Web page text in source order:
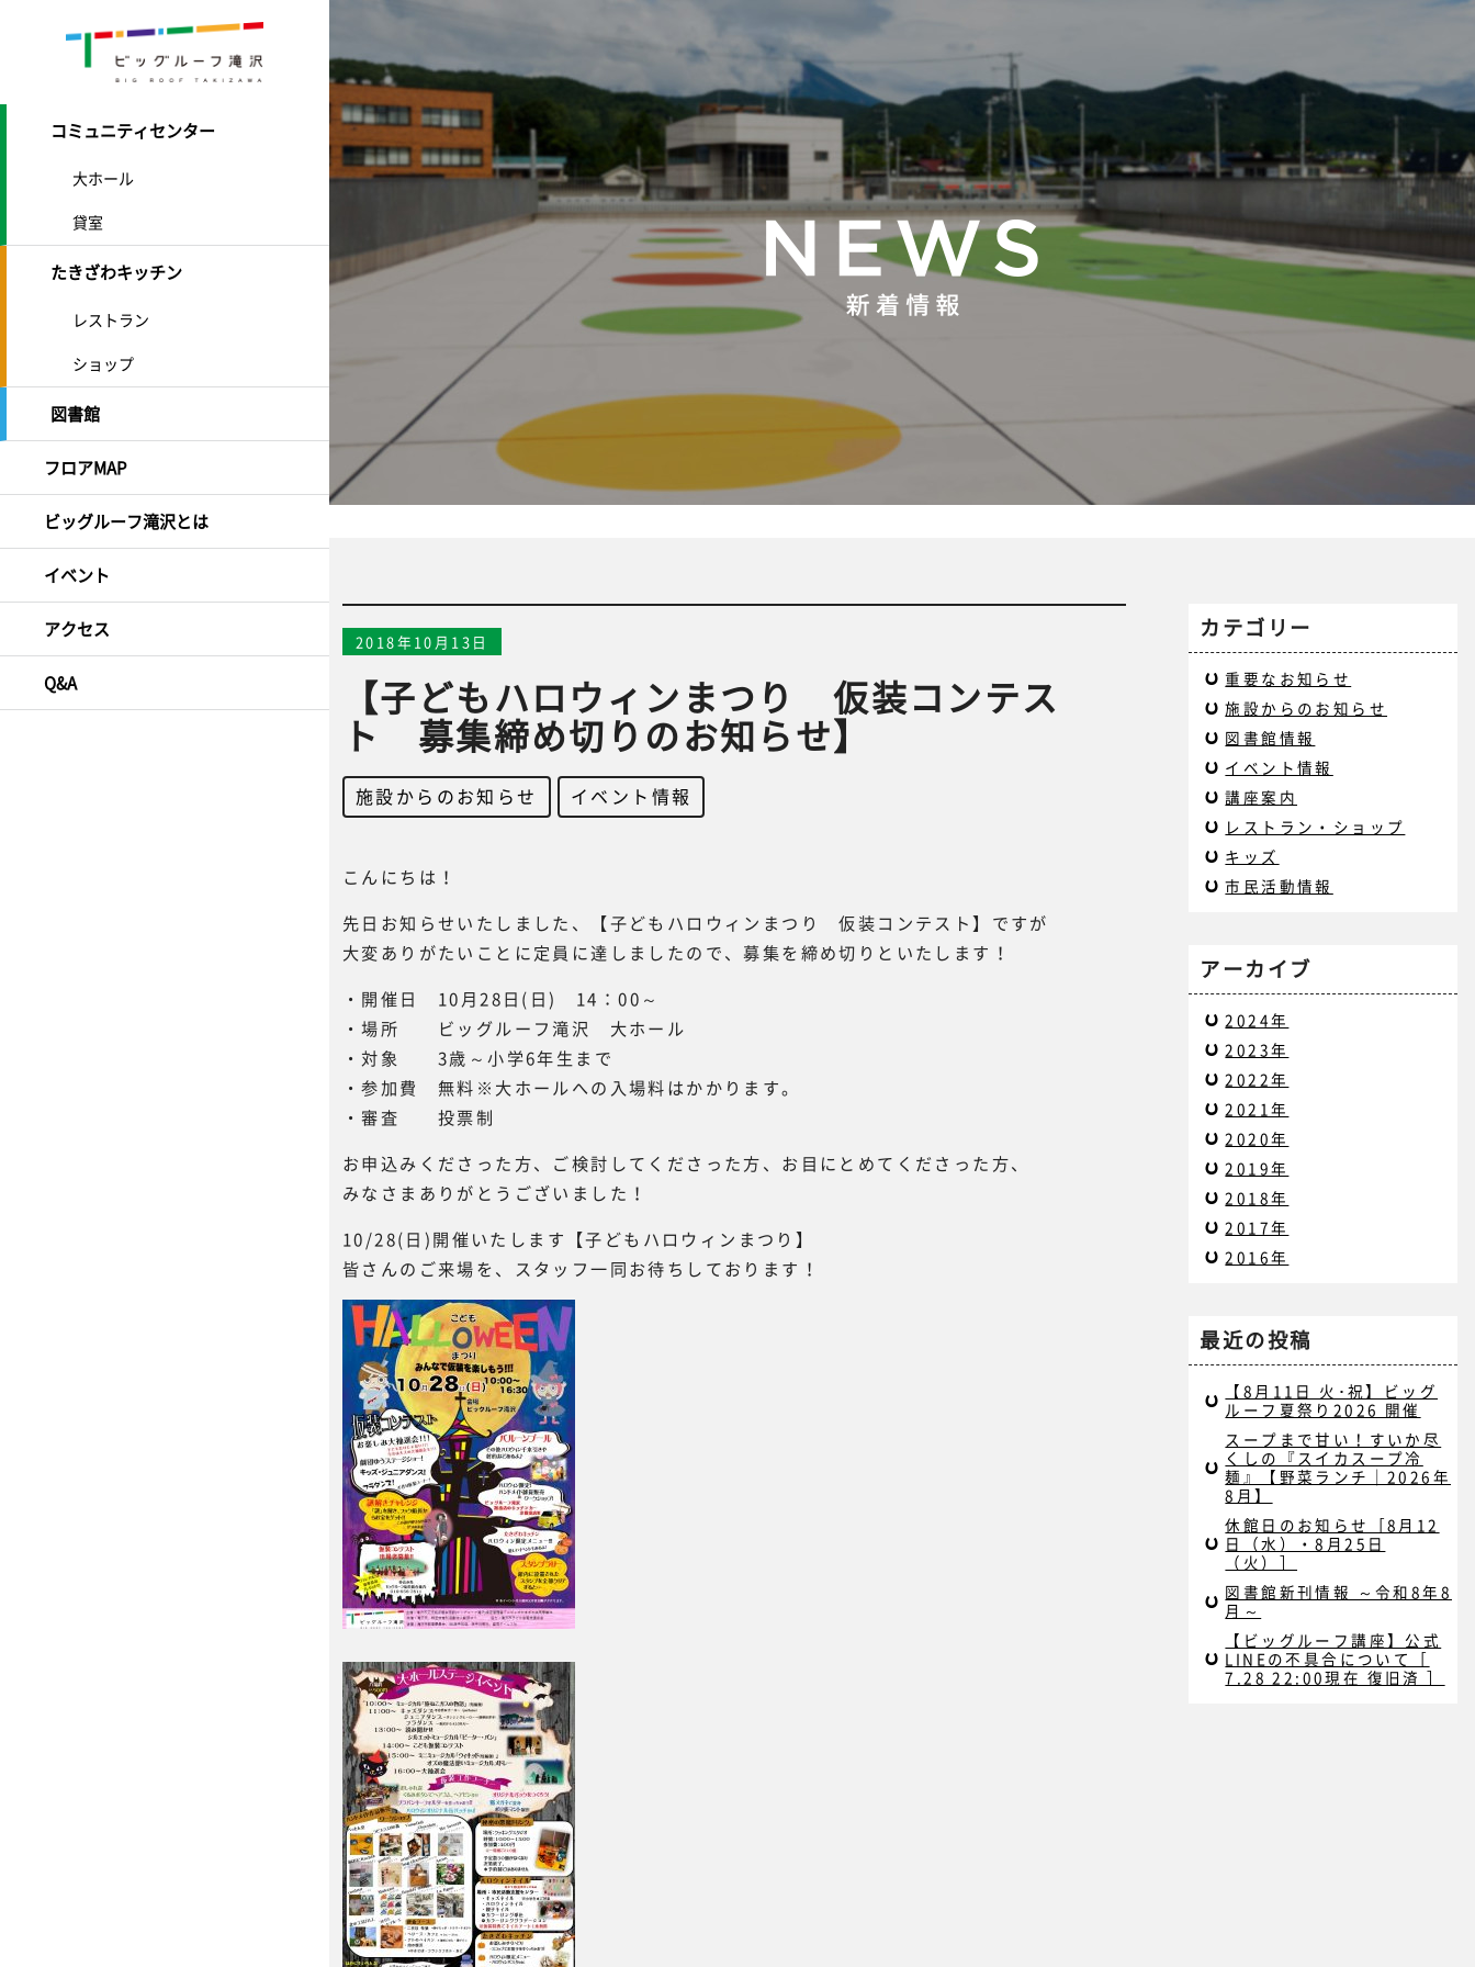
コミュニティセンター
大ホール
貸室
たきざわキッチン
レストラン
ショップ
図書館
フロアMAP
ビッグルーフ滝沢とは
イベント
アクセス
Q&A
2018年10月13日
【子どもハロウィンまつり 仮装コンテス
ト 募集締め切りのお知らせ】
施設からのお知らせ イベント情報
こんにちは！
先日お知らせいたしました、【子どもハロウィンまつり 仮装コンテスト】ですが
大変ありがたいことに定員に達しましたので、募集を締め切りといたします！
・開催日 10月28日(日) 14：00～
・場所 ビッグルーフ滝沢 大ホール
・対象 3歳～小学6年生まで
・参加費 無料※大ホールへの入場料はかかります。
・審査 投票制
お申込みくださった方、ご検討してくださった方、お目にとめてくださった方、
みなさまありがとうございました！
10/28(日)開催いたします【子どもハロウィンまつり】
皆さんのご来場を、スタッフ一同お待ちしております！
カテゴリー
重要なお知らせ
施設からのお知らせ
図書館情報
イベント情報
講座案内
レストラン・ショップ
キッズ
市民活動情報
アーカイブ
2024年
2023年
2022年
2021年
2020年
2019年
2018年
2017年
2016年
最近の投稿
【8月11日 火･祝】ビッグ
ルーフ夏祭り2026 開催
スープまで甘い！すいか尽
くしの『スイカスープ冷
麺』【野菜ランチ｜2026年
8月】
休館日のお知らせ［8月12
日（水）・8月25日
（火）］
図書館新刊情報 ～令和8年8
月～
【ビッグルーフ講座】公式
LINEの不具合について［
7.28 22:00現在 復旧済 ］